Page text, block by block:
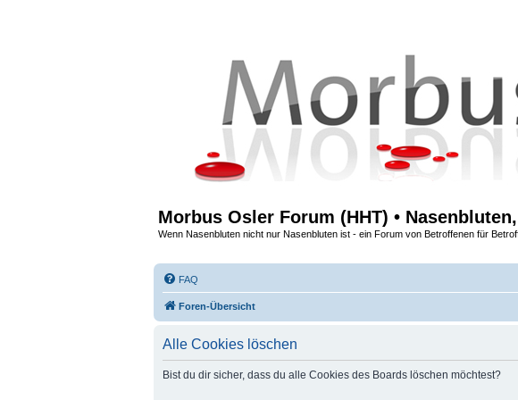
Morbus Osler Forum (HHT) •
Wenn Nasenbluten nicht nur Nasenbluten ist - ein Forum von Betroffenen für
FAQ
Foren-Übersicht
Alle Cookies löschen
Bist du dir sicher, dass du alle Cookies des Boards löschen möchtest?